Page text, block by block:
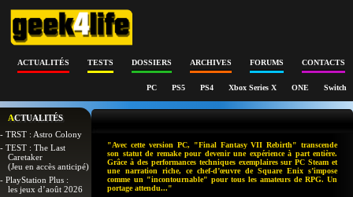
ACTUALITÉS TESTS DOSSIERS ARCHIVES FORUMS CONTACTS
PC PS5 PS4 Xbox Series X ONE Switch
ACTUALITÉS
- TRST : Astro Colony
- TEST : The Last
Caretaker
(Jeu en accès anticipé)
- PlayStation Plus :
les jeux d’août 2026
"Avec cette version PC, "Final Fantasy VII Rebirth" transcende
son statut de remake pour devenir une expérience à part entière.
Grâce à des performances techniques exemplaires sur PC Steam et
une narration riche, ce chef-d’œuvre de Square Enix s’impose
comme un "incontournable" pour tous les amateurs de RPG. Un
portage attendu..."